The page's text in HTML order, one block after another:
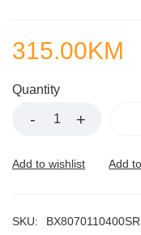
315.00KM
Quantity
SKU: